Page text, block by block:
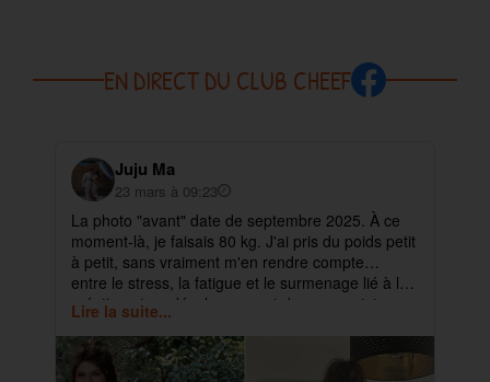
EN DIRECT DU CLUB CHEEF
Juju Ma
23 mars à 09:23
La photo "avant" date de septembre 2025. À ce
moment-là, je faisais 80 kg. J'ai pris du poids petit
à petit, sans vraiment m'en rendre compte…
entre le stress, la fatigue et le surmenage lié à la
création et au développement de mes projets.
Lire la suite...